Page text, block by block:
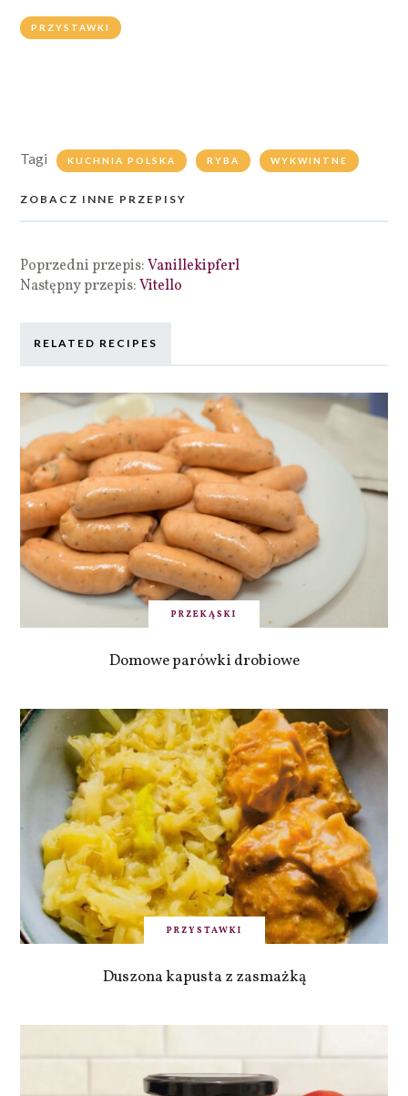
PRZYSTAWKI
Tagi KUCHNIA POLSKA RYBA WYKWINTNE
ZOBACZ INNE PRZEPISY
Poprzedni przepis:Vanillekipferl
Następny przepis:Vitello
RELATED RECIPES
PRZEKĄSKI
Domowe parówki drobiowe
PRZYSTAWKI
Duszona kapusta z zasmażką